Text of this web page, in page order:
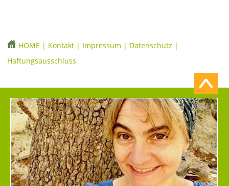
HOME | Kontakt | Impressum | Datenschutz |
Haftungsausschluss